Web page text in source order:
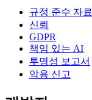
규정 준수 자료
신뢰
GDPR
책임 있는 AI
투명성 보고서
악용 신고